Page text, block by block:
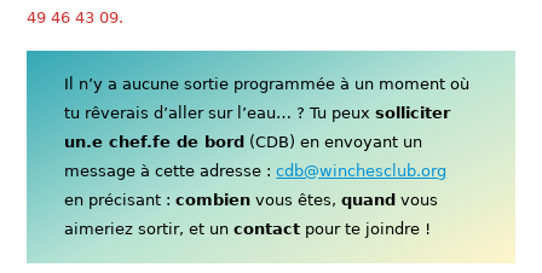
49 46 43 09.
Il n’y a aucune sortie programmée à un moment où
tu rêverais d’aller sur l’eau… ? Tu peuxsolliciter
un.e chef.fe de bord (CDB) en envoyant un
message à cette adresse :cdb@winchesclub.org
en précisant :combien vous êtes,quand vous
aimeriez sortir, et uncontact pour te joindre !